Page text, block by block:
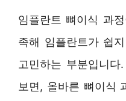
임플란트 뼈이식 과
족해 임플란트가 쉽
고민하는 부분입니
보면, 올바른 뼈이식